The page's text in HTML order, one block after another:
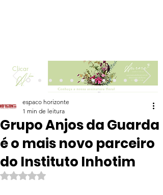
Clicar
Grupo Anjos da Guarda
é o mais novo parceiro
do Instituto Inhotim
espaco horizonte
1 min de leitura
Avaliado com NaN de 5 estrelas.